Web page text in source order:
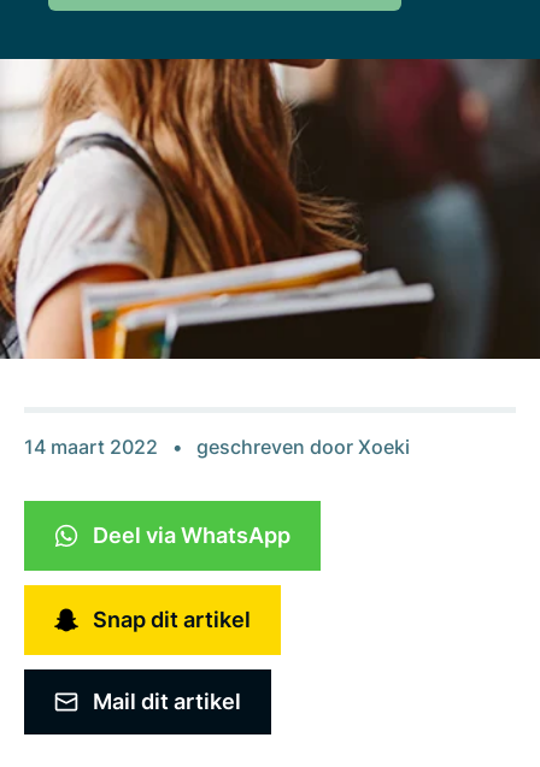
14 maart 2022 geschreven door Xoeki
Deel via WhatsApp
Snap dit artikel
Mail dit artikel